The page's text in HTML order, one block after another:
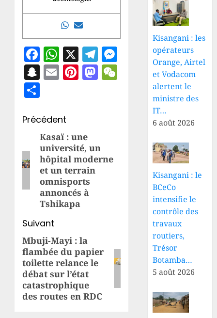
Facebook
WhatsApp
X Telegram
Messenger
Snapchat
EmailPinterest
Mastodon
WeChat
Navigation
d’article
Précédent
Article
précédent:
Kasaï : une
université, un
hôpital moderne
et un terrain
omnisports
annoncés à
Tshikapa
Suivant
Article
suivant:
Mbuji-Mayi : la
flambée du papier
toilette relance le
débat sur l’état
catastrophique
des routes en RDC
Kisangani : les
opérateurs
Orange, Airtel
et Vodacom
alertent le
ministre des
IT…
6 août 2026
Kisangani : le
BCeCo
intensifie le
contrôle des
travaux
routiers,
Trésor
Botamba…
5 août 2026